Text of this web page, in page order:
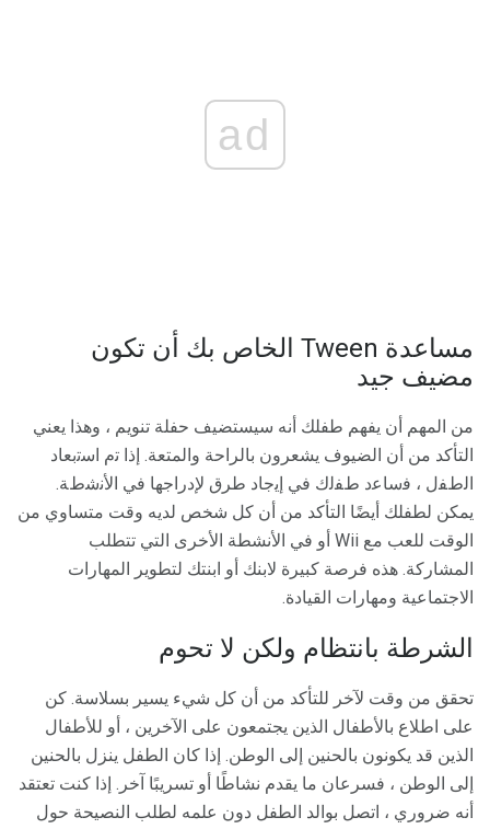
ad
مساعدة Tween الخاص بك أن تكون
مضيف جيد
من المهم أن يفهم طفلك أنه سيستضيف حفلة تنويم ، وهذا يعني
التأكد من أن الضيوف يشعرون بالراحة والمتعة. إذا ﺗم اﺳﺗﺑﻌﺎد
اﻟطﻔل ، ﻓﺳﺎﻋد طﻔﻟك ﻓﻲ إﯾﺟﺎد طرق ﻹدراﺟﮭﺎ ﻓﻲ اﻷﻧﺷطﺔ.
يمكن لطفلك أيضًا التأكد من أن كل شخص لديه وقت متساوي من
الوقت للعب مع Wii أو في الأنشطة الأخرى التي تتطلب
المشاركة. هذه فرصة كبيرة لابنك أو ابنتك لتطوير المهارات
الاجتماعية ومهارات القيادة.
الشرطة بانتظام ولكن لا تحوم
تحقق من وقت لآخر للتأكد من أن كل شيء يسير بسلاسة. كن
على اطلاع بالأطفال الذين يجتمعون على الآخرين ، أو للأطفال
الذين قد يكونون بالحنين إلى الوطن. إذا كان الطفل ينزل بالحنين
إلى الوطن ، فسرعان ما يقدم نشاطًا أو تسريبًا آخر. إذا كنت تعتقد
أنه ضروري ، اتصل بوالد الطفل دون علمه لطلب النصيحة حول